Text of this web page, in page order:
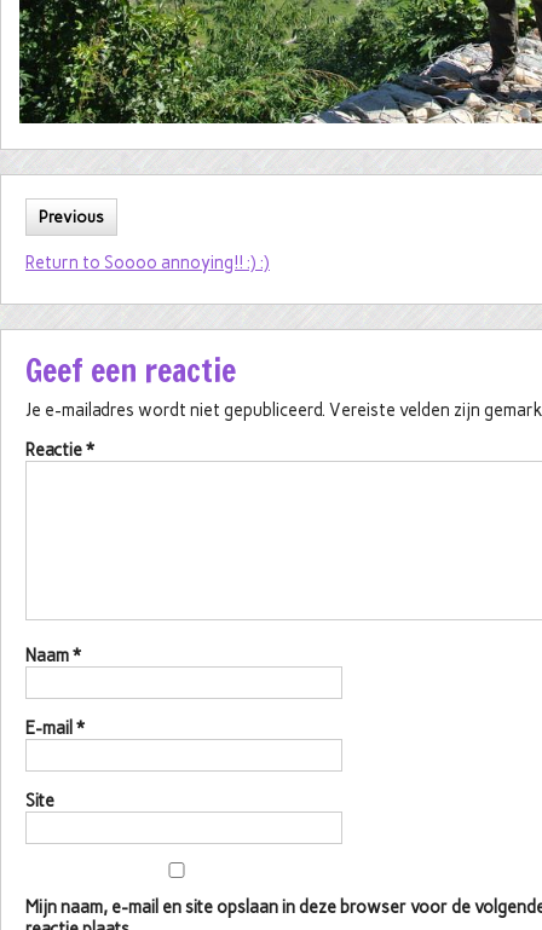
Previous
Return to Soooo annoying!! :) :)
Geef een reactie
Je e-mailadres wordt niet gepubliceerd. Vereiste velden zijn
Reactie*
Naam*
E-mail *
Site
Mijn naam, e-mail en site opslaan in deze browser voor de